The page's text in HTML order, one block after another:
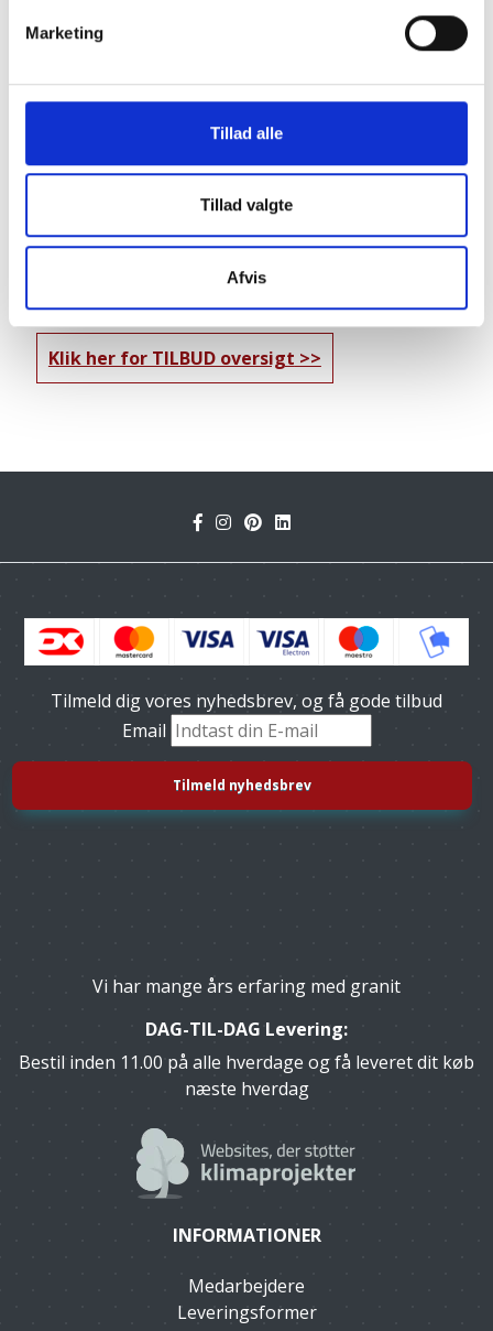
Marketing
Tillad alle
Tillad valgte
Afvis
Læs mere
Klik her for TILBUD oversigt
Tilmeld dig vores nyhedsbrev, og få gode tilbud
Email
Vi har mange års erfaring med granit
DAG-TIL-DAG Levering:
Bestil inden 11.00 på alle hverdage og få leveret dit køb
næste hverdag
INFORMATIONER
Medarbejdere
Leveringsformer